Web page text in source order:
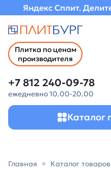
Яндекс Сплит.
Плитка по ценам
производителя
+7 812 240-09-78
ежедневно 10.00-20.00
Каталог
Главная Каталог товаров